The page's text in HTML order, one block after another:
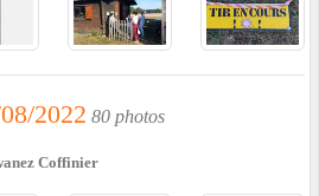
2022 80 photos
Coffinier